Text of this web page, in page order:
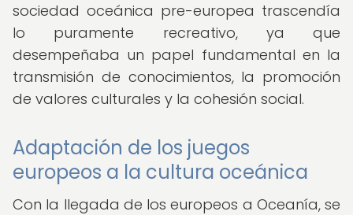
sociedad oceánica pre-europea trascendía
lo puramente recreativo, ya que
desempeñaba un papel fundamental en la
transmisión de conocimientos, la promoción
de valores culturales y la cohesión social.
Adaptación de los juegos
europeos a la cultura oceánica
Con la llegada de los europeos a Oceanía, se